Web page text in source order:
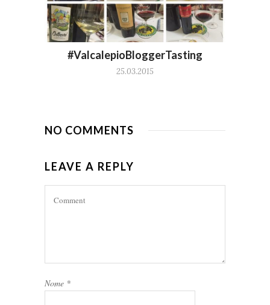
#ValcalepioBloggerTasting
25.03.2015
NO COMMENTS
LEAVE A REPLY
Nome *